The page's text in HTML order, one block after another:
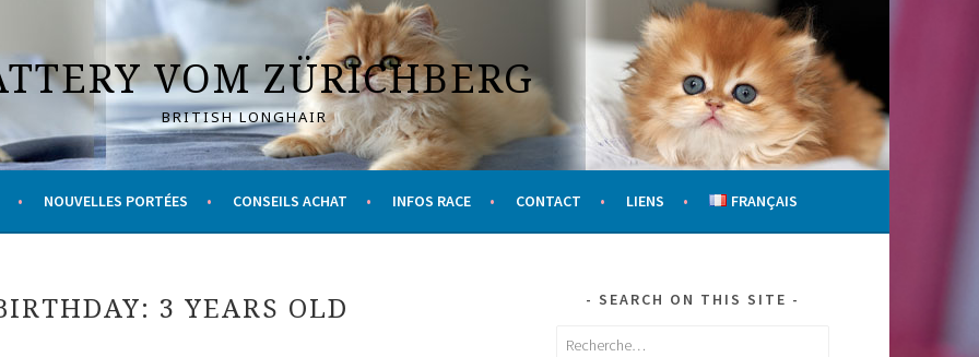
VOM ZÜRICHBERG
BRITISH LONGHAIR
NOUVELLES PORTÉES CONSEILS ACHAT INFOS RACE CONTACT LIENS FRANÇAIS
3 YEARS OLD
SEARCH ON THIS SITE
Rechercher :